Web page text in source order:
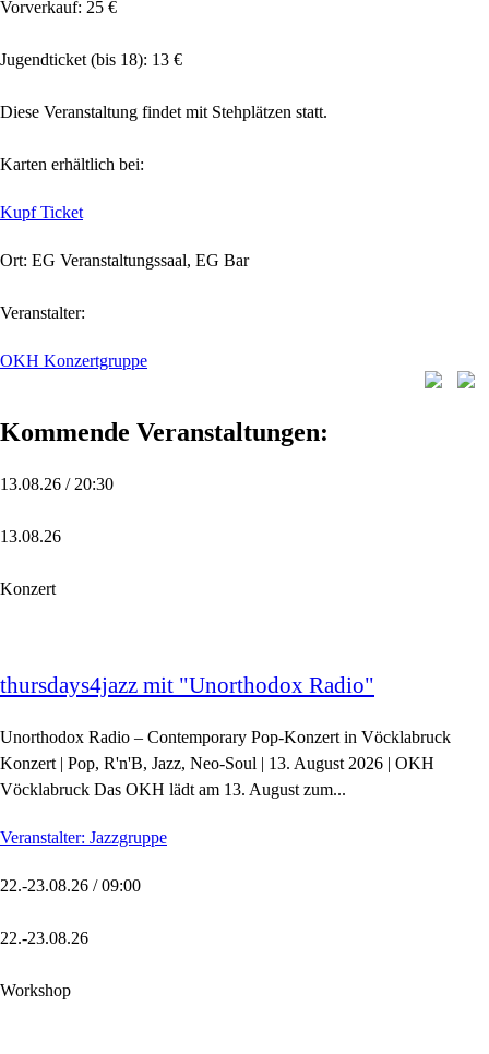
Vorverkauf: 25 €
Jugendticket (bis 18): 13 €
Diese Veranstaltung findet mit Stehplätzen statt.
Karten erhältlich bei:
Kupf Ticket
Ort: EG Veranstaltungssaal, EG Bar
Veranstalter:
OKH Konzertgruppe
Kommende Veranstaltungen:
13.08.26 / 20:30
13.08.26
Konzert
thursdays4jazz mit "Unorthodox Radio"
Unorthodox Radio – Contemporary Pop-Konzert in Vöcklabruck
Konzert | Pop, R'n'B, Jazz, Neo-Soul | 13. August 2026 | OKH
Vöcklabruck Das OKH lädt am 13. August zum...
Veranstalter: Jazzgruppe
22.-23.08.26 / 09:00
22.-23.08.26
Workshop